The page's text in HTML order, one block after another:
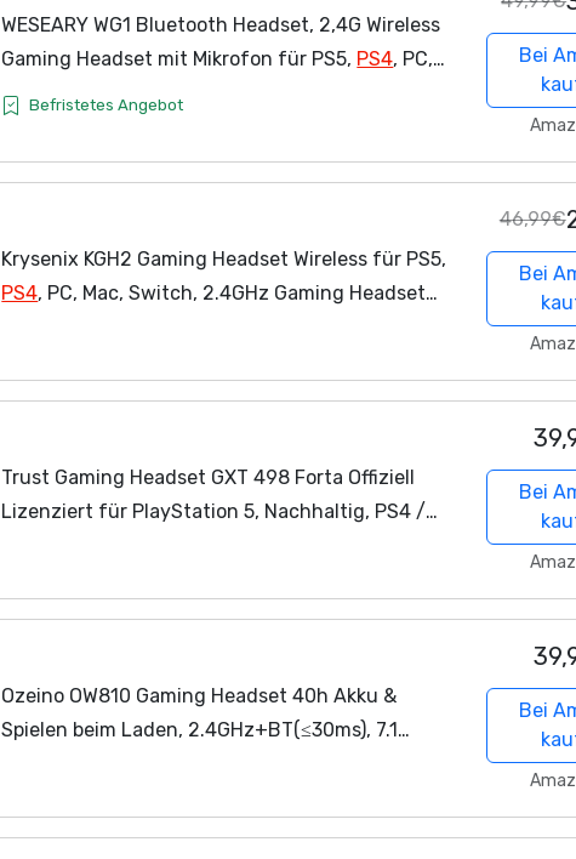
WESEARY WG1 Bluetooth Headset, 2,4G Wireless
Gaming Headset mit Mikrofon für PS5, PS4, PC,
Switch, Mac, Faltbarer Surround Sound Noise
Befristetes Angebot
Bei
Krysenix KGH2 Gaming Headset Wireless für PS5,
PS4, PC, Mac, Switch, 2.4GHz Gaming Headset
46,99€
Bei
Trust Gaming Headset GXT 498 Forta Offiziell
Lizenziert für PlayStation 5, Nachhaltig, PS4 /
Bei
Ozeino OW810 Gaming Headset 40h Akku &
Spielen beim Laden, 2.4GHz+BT(≤30ms), 7.1
Bei